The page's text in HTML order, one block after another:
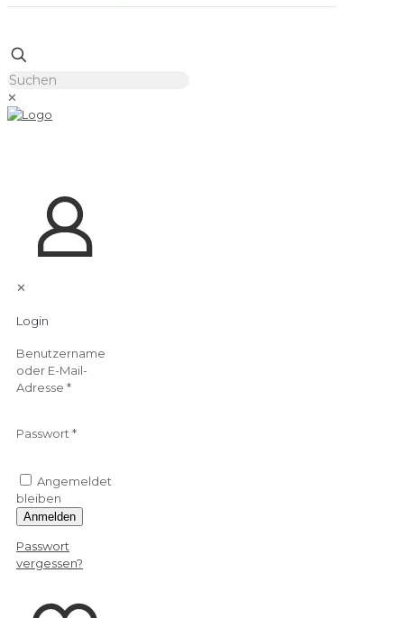
✕
✕
Login
Benutzername
oder E-Mail-
Adresse *
Passwort *
Angemeldet
bleiben
Anmelden
Passwort
vergessen?